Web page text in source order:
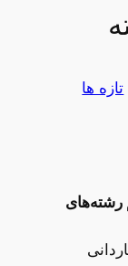
تازه ها
رشته‌های